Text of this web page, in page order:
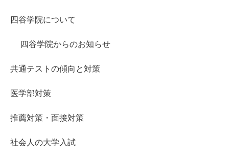
四谷学院について
四谷学院からのお知らせ
共通テストの傾向と対策
医学部対策
推薦対策・面接対策
社会人の大学入試